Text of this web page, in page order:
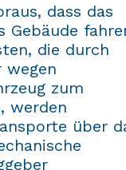
dass das
Gebäude
die durch
wegen
zum
werden
über